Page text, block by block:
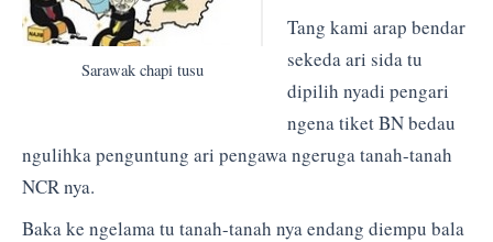
Sarawak chapi tusu
Tang kami arap bendar
sekeda ari sida tu
dipilih nyadi pengari
ngena tiket BN bedau
ngulihka penguntung ari pengawa ngeruga tanah-tanah
NCR nya.
Baka ke ngelama tu tanah-tanah nya endang diempu bala